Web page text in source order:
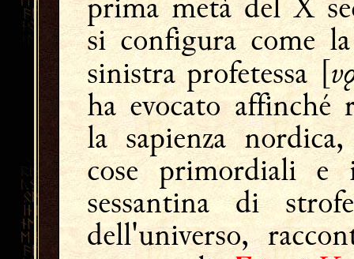
si configura come
sinistra profetessa [
ha evocato
la sapienza
cose primordiali
sessantina di
dell'universo,